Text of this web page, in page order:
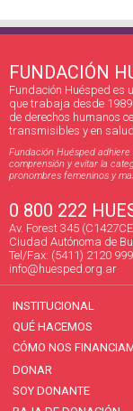
FUNDACIÓN
Fundación Huésped es
que trabaja desde
de derechos humanos
transmisibles y en
Fundación Huésped
comprensión y evitar la
pronombres femeninos y
0 800 222
Av. Forest 345
Ciudad Autónoma de
Tel/Fax: (5411) 2120
info@huesped.org.ar
INSTITUCIONAL
QUÉ HACEMOS
CÓMO NOS
DONAR
SOY DONANTE